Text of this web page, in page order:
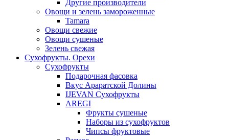
Другие производители
Овощи и зелень замороженные
Tamara
Овощи свежие
Овощи сушеные
Зелень свежая
Сухофрукты. Орехи
Сухофрукты
Подарочная фасовка
Вкус Араратской Долины
IJEVAN Сухофрукты
AREGI
Фрукты сушеные
Наборы из сухофруктов
Чипсы фруктовые